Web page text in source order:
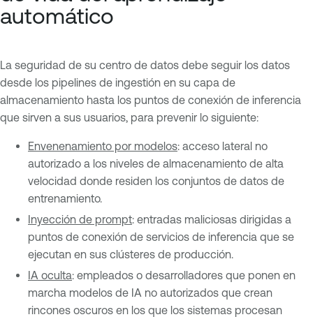
automático
La seguridad de su centro de datos debe seguir los datos
desde los pipelines de ingestión en su capa de
almacenamiento hasta los puntos de conexión de inferencia
que sirven a sus usuarios, para prevenir lo siguiente:
Envenenamiento por modelos: acceso lateral no
autorizado a los niveles de almacenamiento de alta
velocidad donde residen los conjuntos de datos de
entrenamiento.
Inyección de prompt: entradas maliciosas dirigidas a
puntos de conexión de servicios de inferencia que se
ejecutan en sus clústeres de producción.
IA oculta: empleados o desarrolladores que ponen en
marcha modelos de IA no autorizados que crean
rincones oscuros en los que los sistemas procesan